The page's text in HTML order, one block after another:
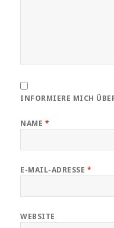
INFORMIERE MICH
NAME *
E-MAIL-ADRESSE *
WEBSITE